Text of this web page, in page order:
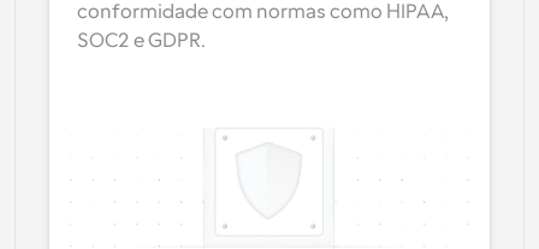
conformidade com normas como HIPAA,
SOC2 e GDPR.